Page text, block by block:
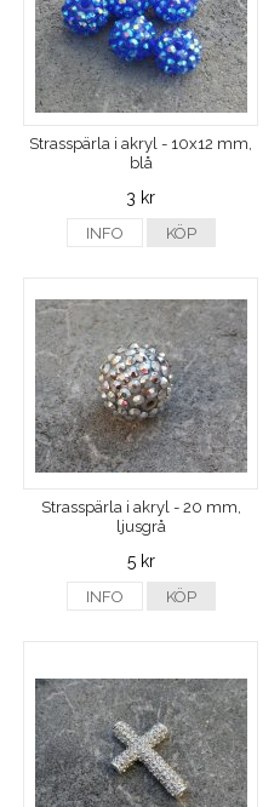
Strasspärla i akryl - 10x12 mm,
blå
3 kr
INFO KÖP
Strasspärla i akryl - 20 mm,
ljusgrå
5 kr
INFO KÖP